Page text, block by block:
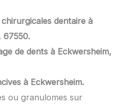
dentaire à
67550.
de dents à Eckwersheim,
à Eckwersheim.
ou granulomes sur